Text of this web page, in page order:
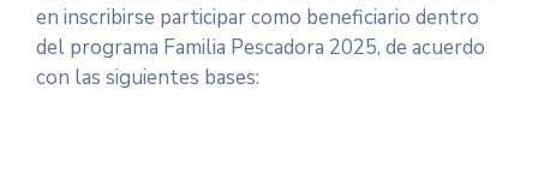
en inscribirse participar como beneficiario dentro
del programa Familia Pescadora 2025, de acuerdo
con las siguientes bases: